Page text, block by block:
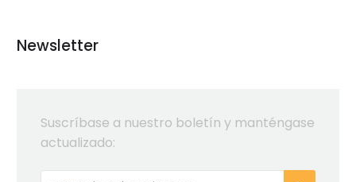
Newsletter
Suscríbase a nuestro boletín y manténgase
actualizado: